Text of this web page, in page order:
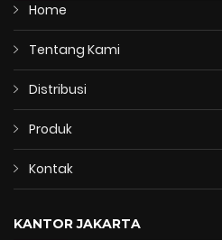
Home
Tentang Kami
Distribusi
Produk
Kontak
KANTOR JAKARTA